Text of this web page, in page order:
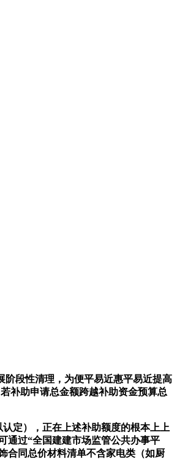
段性清理，为便平易近惠平易近提高
补助申请总金额跨越补助资金预算总
定），正在上述补助额度的根本上上
通过“全国建建市场监管公共办事平
合同总价材料清单不含家电类（如厨